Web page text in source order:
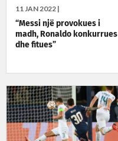
11 JAN 2022 |
“Messi një provokues i
madh, Ronaldo konkurrues
dhe fitues”